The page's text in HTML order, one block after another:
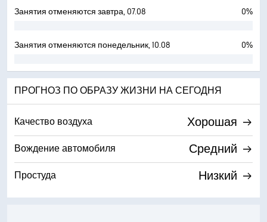
Занятия отменяются завтра, 07.08 0%
Занятия отменяются понедельник, 10.08 0%
ПРОГНОЗ ПО ОБРАЗУ ЖИЗНИ НА СЕГОДНЯ
Качество воздуха Хорошая
Вождение автомобиля Средний
Простуда Низкий